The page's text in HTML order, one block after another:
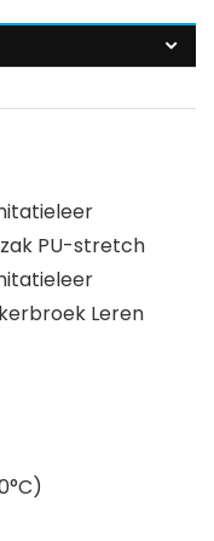
PU-stretch
Leren